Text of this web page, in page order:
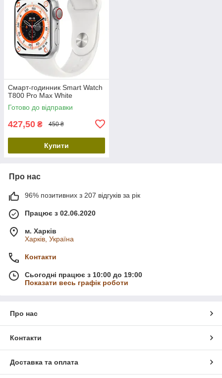
Смарт-годинник Smart Watch
T800 Pro Max White
Готово до відправки
427,50 ₴ 450 ₴
Купити
Про нас
96% позитивних з 207 відгуків за рік
Працює з 02.06.2020
м. Харків
Харків, Україна
Контакти
Сьогодні працює з 10:00 до 19:00
Показати весь графік роботи
Про нас
Контакти
Доставка та оплата